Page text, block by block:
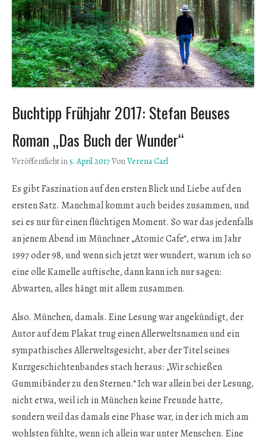
Buchtipp Frühjahr 2017: Stefan Beuses
Roman „Das Buch der Wunder“
Veröffentlicht in5. April 2017VonVerena Carl
Es gibt Faszination auf den ersten Blick und Liebe auf den
ersten Satz. Manchmal kommt auch beides zusammen, und
sei es nur für einen flüchtigen Moment. So war das jedenfalls
an jenem Abend im Münchner „Atomic Cafe“, etwa im Jahr
1997 oder 98, und wenn sich jetzt wer wundert, warum ich so
eine olle Kamelle auftische, dann kann ich nur sagen:
Abwarten, alles hängt mit allem zusammen.
Also. München, damals. Eine Lesung war angekündigt, der
Autor auf dem Plakat trug einen Allerweltsnamen und ein
sympathisches Allerweltsgesicht, aber der Titel seines
Kurzgeschichtenbandes stach heraus: „Wir schießen
Gummibänder zu den Sternen.“ Ich war allein bei der Lesung,
nicht etwa, weil ich in München keine Freunde hatte,
sondern weil das damals eine Phase war, in der ich mich am
wohlsten fühlte, wenn ich allein war unter Menschen. Eine